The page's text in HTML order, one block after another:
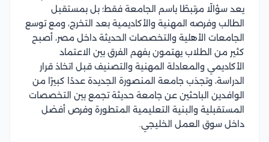
يعد سؤالًا مرتبطًا باسم الجامعة فقط؛ بل بمستقبل
الطالب وفرصه المهنية والأكاديمية بعد التخرج، ومع توسع
الجامعات الأهلية والتخصصات الحديثة داخل مصر، أصبح
كثير من الطلاب يهتمون بفهم الفرق بين الاعتماد
الأكاديمي والمعادلة المهنية والتصنيف قبل اتخاذ قرار
الدراسة، وتجذب جامعة المنصورة الجديدة عددًا كبيرًا من
الوافدين الباحثين عن جامعة حديثة تجمع بين التخصصات
المستقبلية والبنية التعليمية المتطورة وفرص أفضل
داخل سوق العمل الخليجي.